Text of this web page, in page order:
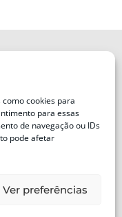
cookies para
para essas
de navegação ou IDs
pode afetar
Ver preferências